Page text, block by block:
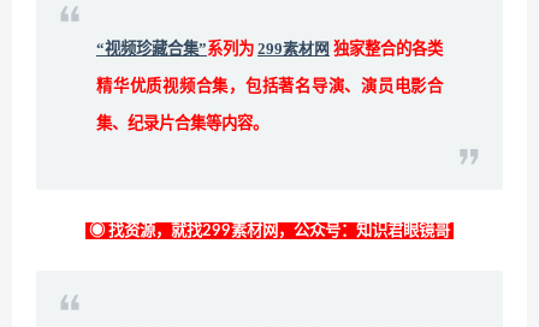
“视频珍藏合集”系列为 299素材网 独家整合的各类
精华优质视频合集，包括著名导演、演员电影合
集、纪录片合集等内容。
◉ 找资源，就找299素材网，公众号：知识君眼镜哥